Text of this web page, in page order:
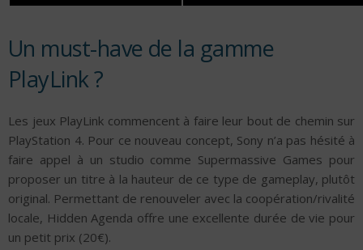
Un must-have de la gamme
PlayLink ?
Les jeux PlayLink commencent à faire leur bout de chemin sur
PlayStation 4. Pour ce nouveau concept, Sony n’a pas hésité à
faire appel à un studio comme Supermassive Games pour
proposer un titre à la hauteur de ce type de gameplay, plutôt
original. Permettant de renouveler avec la coopération/rivalité
locale, Hidden Agenda offre une excellente durée de vie pour
un petit prix (20€).